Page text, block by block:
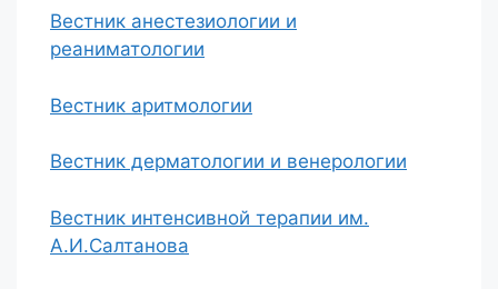
Вестник анестезиологии и
реаниматологии
Вестник аритмологии
Вестник дерматологии и венерологии
Вестник интенсивной терапии им.
А.И.Салтанова